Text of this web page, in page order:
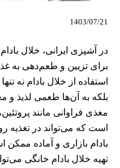
1403/07/21
در آشپزی ایرانی، خلال
برای تزیین و طعم‌دهی به
استفاده از خلال بادام نه
بلکه به آن‌ها طعمی لذیذ و
است که می‌تواند در تغذیه
بادام بازاری و آماده
تهیه خلال بادام خانگی